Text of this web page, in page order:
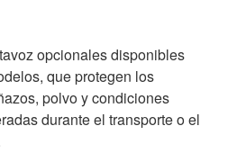
opcionales disponibles
que protegen los
polvo y condiciones
durante el transporte o el